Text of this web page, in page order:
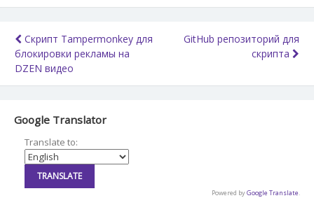
Навигация
по
записям
Скрипт Tampermonkey для
блокировки рекламы на
DZEN видео
GitHub репозиторий для
скрипта
Google Translator
Translate to:
Powered byGoogle Translate.